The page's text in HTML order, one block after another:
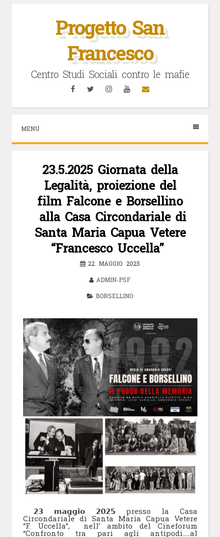
Progetto San
Francesco
Centro Studi Sociali contro le mafie
FacebookTwitterInstagramYouTubeEmail
MENU
23.5.2025 Giornata della
Legalità, proiezione del
film Falcone e Borsellino
alla Casa Circondariale di
Santa Maria Capua Vetere
“Francesco Uccella”
22 MAGGIO 2025
ADMIN-PSF
BORSELLINO
𝟮𝟯 𝗺𝗮𝗴𝗴𝗶𝗼 𝟮𝟬𝟮𝟱 presso la Casa
Circondariale di Santa Maria Capua Vetere
“F. Uccella”, nell’ ambito del Cineforum
“Confronto tra pari agli antipodi.….al